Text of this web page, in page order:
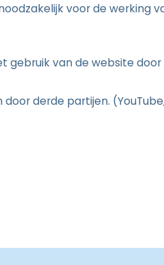
voor de werking
gebruik van de website
derde partijen.